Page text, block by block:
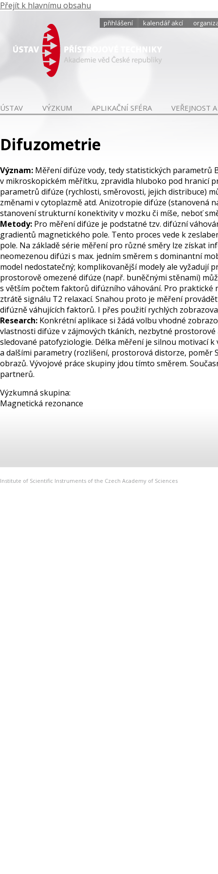
Přejít k hlavnímu obsahu
přihlášení kalendář akcí
ÚSTAV VÝZKUM APLIKAČNÍ SFÉRA VEŘEJNOST
Difuzometrie
Význam: Měření difúze vody, tedy statistických
v mikroskopickém měřítku, zpravidla hluboko pod hranicí
parametrů difúze (rychlosti, směrovosti, jejich distribuce)
změnami v cytoplazmě atd. Anizotropie difúze (stanovená
stanovení strukturní konektivity v mozku či míše, neboť
Metody: Pro měření difúze je podstatné tzv. difúzní
gradientů magnetického pole. Tento proces vede k
pole. Na základě série měření pro různé směry lze získat
neomezenou difúzi s max. jedním směrem s dominantní
model nedostatečný; komplikovanější modely ale
prostorově omezené difúze (např. buněčnými stěnami)
s větším počtem faktorů difúzního váhování. Pro
ztrátě signálu T2 relaxací. Snahou proto je měření
difúzně váhujících faktorů. I přes použití rychlých
Research: Konkrétní aplikace si žádá volbu vhodné
vlastnosti difúze v zájmových tkáních, nezbytné
sledované patofyziologie. Délka měření je silnou motivací
a dalšími parametry (rozlišení, prostorová distorze, poměr
obrazů. Vývojové práce skupiny jdou tímto směrem.
partnerů.
Výzkumná skupina:
Magnetická rezonance
Institute of Scientific Instruments of the Czech Academy of Sciences